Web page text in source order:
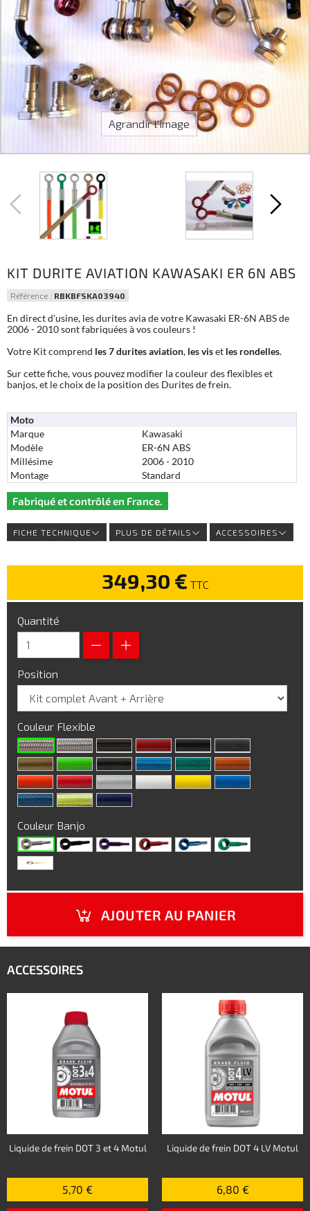
Agrandir l'image
KIT DURITE AVIATION KAWASAKI ER 6N ABS
Référence : RBKBFSKA03940
En direct d'usine, les durites avia de votre Kawasaki ER-6N ABS de
2006 - 2010 sont fabriquées à vos couleurs !
Votre Kit comprend les 7 durites aviation, les viset les rondelles.
Sur cette fiche, vous pouvez modifier la couleur des flexibles et
banjos, et le choix de la position des Durites de frein.
Moto
Marque
Kawasaki
Modèle
ER-6N ABS
Millésime
2006 - 2010
Montage
Standard
Fabriqué et contrôlé en France.
FICHE TECHNIQUE PLUS DE DÉTAILS ACCESSOIRES
349,30 € TTC
Quantité
Position
Couleur Flexible
Couleur Banjo
AJOUTER AU PANIER
ACCESSOIRES
Liquide de frein DOT 3 et 4 Motul
5,70 €
Liquide de frein DOT 4 LV Motul
6,80 €